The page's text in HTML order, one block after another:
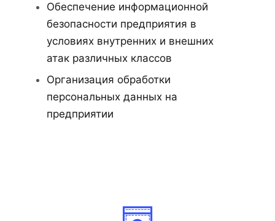
Обеспечение информационной
безопасности предприятия в
условиях внутренних и внешних
атак различных классов
Организация обработки
персональных данных на
предприятии